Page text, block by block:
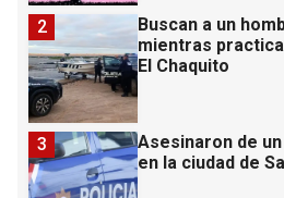
Buscan a un
mientras
El Chaquito
2
Asesinaron de
en la ciudad de
3